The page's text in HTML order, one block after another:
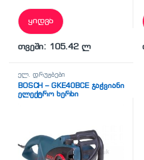
ყიდვა
თვეში: 105.42 ლ
ელ. დრუჟბები
BOSCH – GKE40BCE ჯაჭვიანი
ელექტრო ხერხი